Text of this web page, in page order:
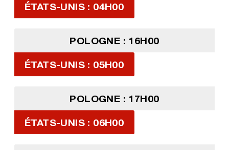
ÉTATS-UNIS : 04H00
POLOGNE : 16H00
ÉTATS-UNIS : 05H00
POLOGNE : 17H00
ÉTATS-UNIS : 06H00